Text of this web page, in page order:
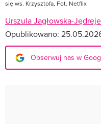
się ws. Krzysztofa, Fot. Netflix
Urszula Jagłowska-
Opublikowano:
Obserwuj nas w